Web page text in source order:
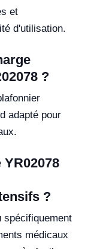
et
d'utilisation.
?
adapté pour
?
spécifiquement
médicaux